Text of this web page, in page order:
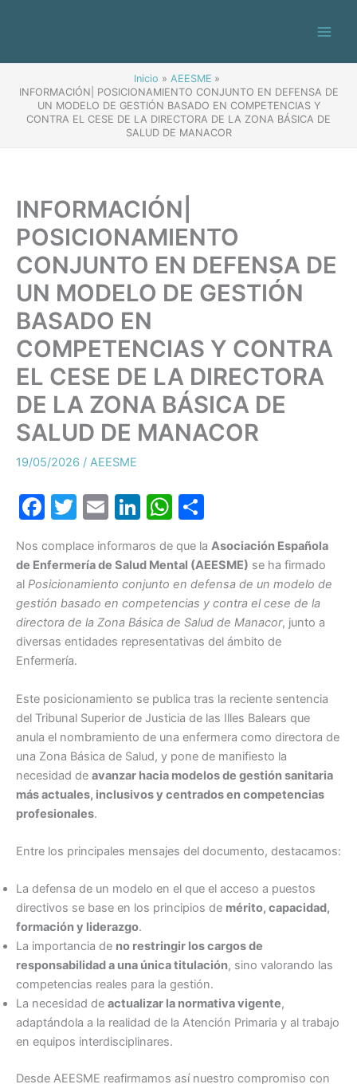
Inicio
AEESME
INFORMACIÓN| POSICIONAMIENTO CONJUNTO EN DEFENSA DE
UN MODELO DE GESTIÓN BASADO EN COMPETENCIAS Y
CONTRA EL CESE DE LA DIRECTORA DE LA ZONA BÁSICA DE
SALUD DE MANACOR
INFORMACIÓN|
POSICIONAMIENTO
CONJUNTO EN DEFENSA DE
UN MODELO DE GESTIÓN
BASADO EN
COMPETENCIAS Y CONTRA
EL CESE DE LA DIRECTORA
DE LA ZONA BÁSICA DE
SALUD DE MANACOR
19/05/2026 / AEESME
F
c
e
b
o
o
T
itt
er
E
ai
l
Li
k
e
dI
n
W
at
s
A
p
m
p
ar
tir
Nos complace informaros de que la Asociación Española
de Enfermería de Salud Mental (AEESME) se ha firmado
al Posicionamiento conjunto en defensa de un modelo de
gestión basado en competencias y contra el cese de la
directora de la Zona Básica de Salud de Manacor, junto a
diversas entidades representativas del ámbito de
Enfermería.
Este posicionamiento se publica tras la reciente sentencia
del Tribunal Superior de Justicia de las Illes Balears que
anula el nombramiento de una enfermera como directora de
una Zona Básica de Salud, y pone de manifiesto la
necesidad de avanzar hacia modelos de gestión sanitaria
más actuales, inclusivos y centrados en competencias
profesionales.
Entre los principales mensajes del documento, destacamos:
La defensa de un modelo en el que el acceso a puestos
directivos se base en los principios de mérito, capacidad,
formación y liderazgo.
La importancia de no restringir los cargos de
responsabilidad a una única titulación, sino valorando las
competencias reales para la gestión.
La necesidad de actualizar la normativa vigente,
adaptándola a la realidad de la Atención Primaria y al trabajo
en equipos interdisciplinares.
Desde AEESME reafirmamos así nuestro compromiso con